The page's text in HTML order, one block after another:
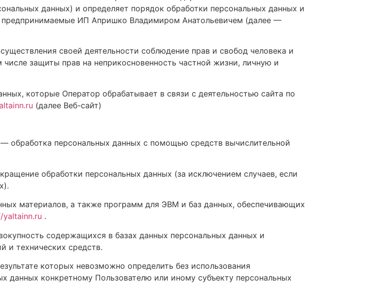
данных) и определяет порядок обработки персональных данных и
предпринимаемые ИП Апришко Владимиром Анатольевичем (далее —
своей деятельности соблюдение прав и свобод человека и
защиты прав на неприкосновенность частной жизни, личную и
которые Оператор обрабатывает в связи с деятельностью сайта по
(далее Веб-сайт)
— обработка персональных данных с помощью средств вычислительной
обработки персональных данных (за исключением случаев, если
материалов, а также программ для ЭВМ и баз данных, обеспечивающих
yaltainn.ru .
содержащихся в базах данных персональных данных и
и технических средств.
которых невозможно определить без использования
данных конкретному Пользователю или иному субъекту персональных